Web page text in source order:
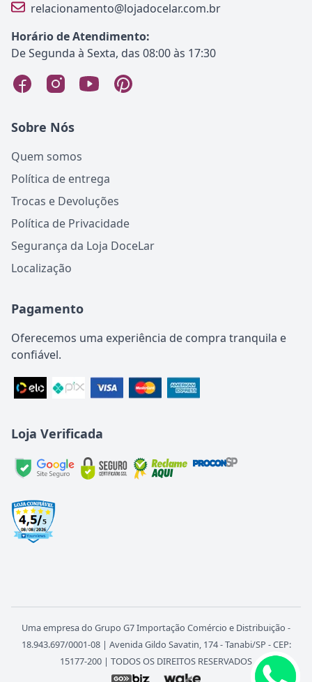
relacionamento@lojadocelar.com.br
Horário de Atendimento:
De Segunda à Sexta, das 08:00 às 17:30
Sobre Nós
Quem somos
Política de entrega
Trocas e Devoluções
Política de Privacidade
Segurança da Loja DoceLar
Localização
Pagamento
Oferecemos uma experiência de compra tranquila e
confiável.
Loja Verificada
Uma empresa do Grupo G7 Importação Comércio e Distribuição -
18.943.697/0001-08 | Avenida Gildo Savatin, 174 - Tanabi/SP - CEP:
15177-200 | TODOS OS DIREITOS RESERVADOS